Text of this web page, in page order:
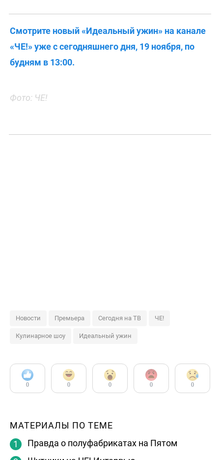
Смотрите новый «Идеальный ужин» на канале
«ЧЕ!» уже с сегодняшнего дня, 19 ноября, по
будням в 13:00.
Фото: ЧЕ!
Новости Премьера Сегодня на ТВ ЧЕ!
Кулинарное шоу Идеальный ужин
0 0 0 0 0
МАТЕРИАЛЫ ПО ТЕМЕ
Правда о полуфабрикатах на Пятом